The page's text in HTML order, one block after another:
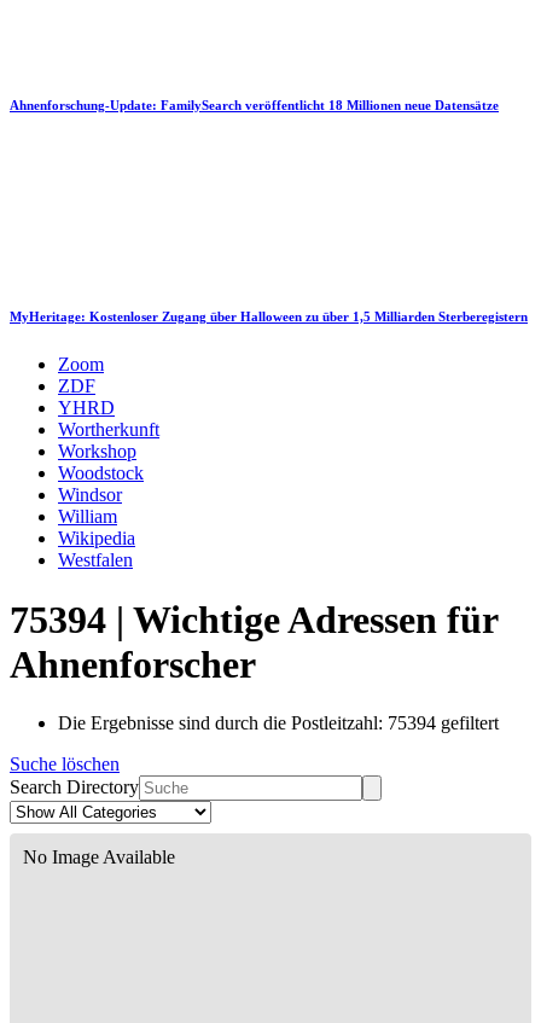
Ahnenforschung-Update: FamilySearch veröffentlicht 18 Millionen neue Datensätze
MyHeritage: Kostenloser Zugang über Halloween zu über 1,5 Milliarden Sterberegistern
Zoom
ZDF
YHRD
Wortherkunft
Workshop
Woodstock
Windsor
William
Wikipedia
Westfalen
75394 | Wichtige Adressen für
Ahnenforscher
Die Ergebnisse sind durch die Postleitzahl: 75394 gefiltert
Suche löschen
Search Directory
No Image Available